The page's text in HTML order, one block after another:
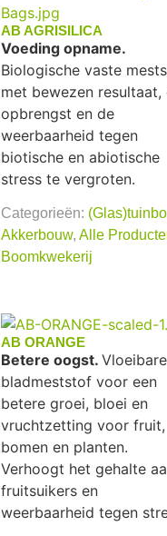
AB AGRISILICA
Voeding opname.
Biologische vaste
met bewezen resultaat,
opbrengst en de
weerbaarheid tegen
biotische en abiotische
stress te vergroten.
Categorieën:
Akkerbouw, Alle
Boomkwekerij
AB ORANGE
Betere oogst. Vloeibare
bladmeststof voor een
betere groei, bloei en
vruchtzetting voor fruit,
bomen en planten.
Verhoogt het gehalte
fruitsuikers en
weerbaarheid tegen